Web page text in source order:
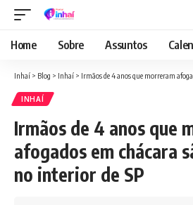
Home Sobre Assuntos
Inhaí > Blog > Inhaí > Irmãos de 4 anos que morreram afogados
INHAÍ
Irmãos de 4 anos que
afogados em chácara
no interior de SP